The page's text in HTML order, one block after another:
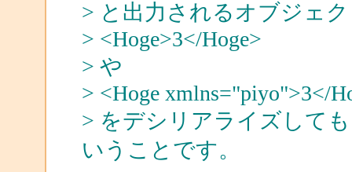
> と出力されるオブジェ
> <Hoge>3</Hoge>
> や
> <Hoge xmlns="piyo">3</
> をデシリアライズして
いうことです。